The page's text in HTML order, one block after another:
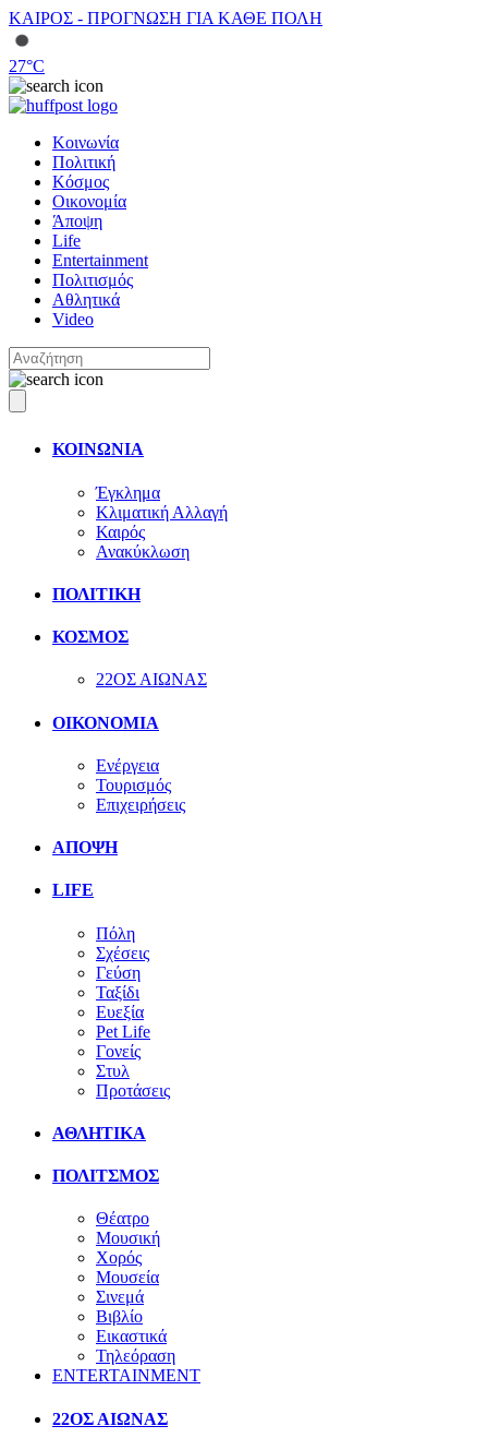
ΚΑΙΡΟΣ - ΠΡΟΓΝΩΣΗ ΓΙΑ ΚΑΘΕ ΠΟΛΗ
27°C
Κοινωνία
Πολιτική
Κόσμος
Οικονομία
Άποψη
Life
Entertainment
Πολιτισμός
Αθλητικά
Video
ΚΟΙΝΩΝΙΑ
Έγκλημα
Κλιματική Αλλαγή
Καιρός
Ανακύκλωση
ΠΟΛΙΤΙΚΗ
ΚΟΣΜΟΣ
22ΟΣ ΑΙΩΝΑΣ
ΟΙΚΟΝΟΜΙΑ
Ενέργεια
Τουρισμός
Επιχειρήσεις
ΑΠΟΨΗ
LIFE
Πόλη
Σχέσεις
Γεύση
Ταξίδι
Ευεξία
Pet Life
Γονείς
Στυλ
Προτάσεις
ΑΘΛΗΤΙΚΑ
ΠΟΛΙΤΣΜΟΣ
Θέατρο
Μουσική
Χορός
Μουσεία
Σινεμά
Βιβλίο
Εικαστικά
Τηλεόραση
ENTERTAINMENT
22ΟΣ ΑΙΩΝΑΣ